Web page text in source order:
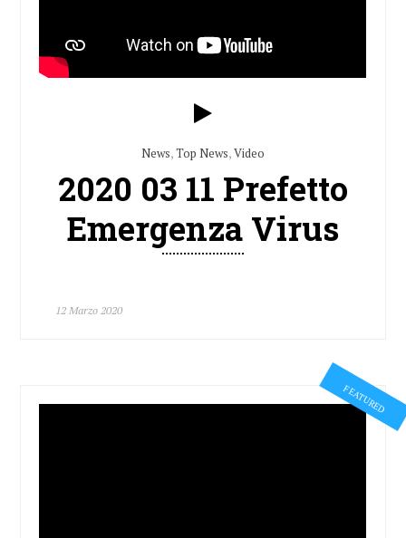
News,Top News,Video
2020 03 11 Prefetto
Emergenza Virus
12 Marzo 2020
FEATURED